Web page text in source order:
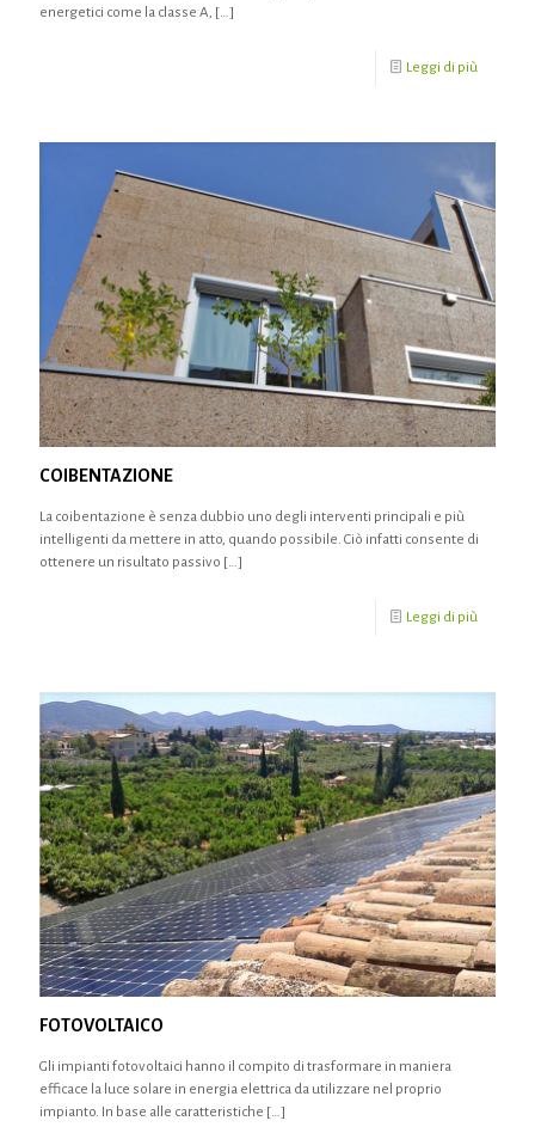
energetici come la classe A, […]
Leggi di più
COIBENTAZIONE
La coibentazione è senza dubbio uno degli interventi principali e più
intelligenti da mettere in atto, quando possibile. Ciò infatti consente di
ottenere un risultato passivo […]
Leggi di più
FOTOVOLTAICO
Gli impianti fotovoltaici hanno il compito di trasformare in maniera
efficace la luce solare in energia elettrica da utilizzare nel proprio
impianto. In base alle caratteristiche […]